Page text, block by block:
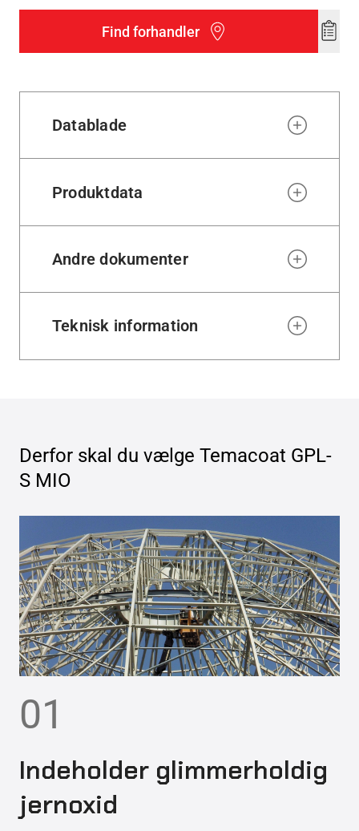
Find forhandler
Add
Datablade
Produktdata
Andre dokumenter
Teknisk information
Derfor skal du vælge Temacoat GPL-
S MIO
01
Indeholder glimmerholdig
jernoxid